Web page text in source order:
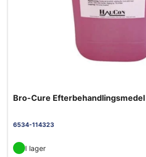
Bro-Cure
6534-114323
I lager